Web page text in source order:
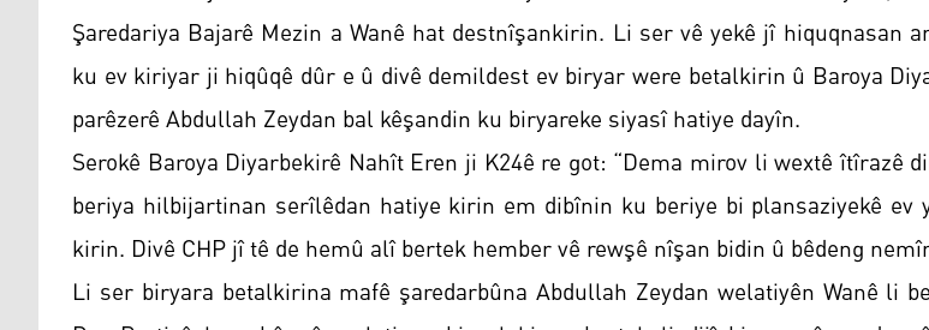
Şaredariya Bajarê Mezin a Wanê hat destnîşankirin. Li ser vê yekê jî hiquqnasan
ku ev kiriyar ji hiqûqê dûr e û divê demildest ev biryar were betalkirin û Baroya
parêzerê Abdullah Zeydan bal kêşandin ku biryareke siyasî hatiye dayîn.
Serokê Baroya Diyarbekirê Nahît Eren ji K24ê re got: “Dema mirov li wextê îtîrazê
beriya hilbijartinan serîlêdan hatiye kirin em dibînin ku beriye bi plansaziyekê ev
kirin. Divê CHP jî tê de hemû alî bertek hember vê rewşê nîşan bidin û bêdeng
Li ser biryara betalkirina mafê şaredarbûna Abdullah Zeydan welatiyên Wanê li